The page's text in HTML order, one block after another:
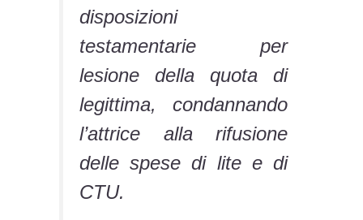
disposizioni
testamentarie per
lesione della quota di
legittima, condannando
l’attrice alla rifusione
delle spese di lite e di
CTU.